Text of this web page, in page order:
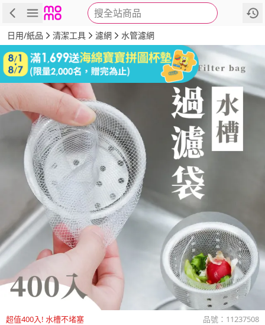
搜全站商品
商品 評價 詳情
日用/紙品 清潔工具 濾網 水管濾網
超值400入! 水槽不堵塞 品號： 11237508